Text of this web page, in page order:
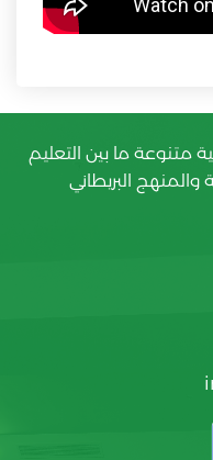
ما بين التعليم
والمنهج البريطاني